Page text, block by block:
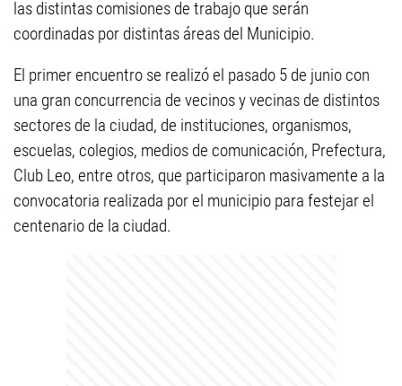
las distintas comisiones de trabajo que serán
coordinadas por distintas áreas del Municipio.
El primer encuentro se realizó el pasado 5 de junio con
una gran concurrencia de vecinos y vecinas de distintos
sectores de la ciudad, de instituciones, organismos,
escuelas, colegios, medios de comunicación, Prefectura,
Club Leo, entre otros, que participaron masivamente a la
convocatoria realizada por el municipio para festejar el
centenario de la ciudad.